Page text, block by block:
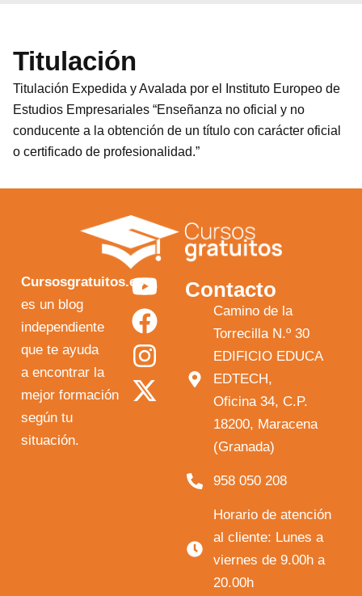
Titulación
Titulación Expedida y Avalada por el Instituto Europeo de
Estudios Empresariales “Enseñanza no oficial y no
conducente a la obtención de un título con carácter oficial
o certificado de profesionalidad.”
Cursosgratuitos.es
es un blog
independiente
que te ayuda
a encontrar la
mejor formación
según tu
situación.
Y
o
u
t
u
F
a
c
e
b
I
n
s
t
a
X
-
t
w
i
Contacto
Camino de la
Torrecilla N.º 30
EDIFICIO EDUCA
EDTECH,
Oficina 34, C.P.
18200, Maracena
(Granada)
958 050 208
Horario de atención
al cliente: Lunes a
viernes de 9.00h a
20.00h